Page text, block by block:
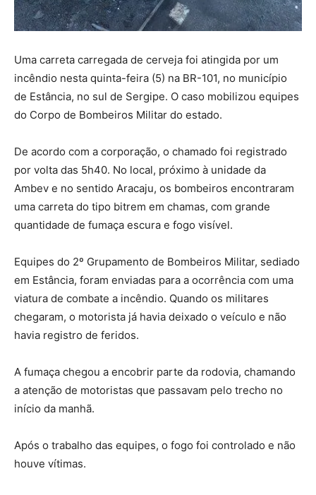
Uma carreta carregada de cerveja foi atingida por um
incêndio nesta quinta-feira (5) na BR-101, no município
de Estância, no sul de Sergipe. O caso mobilizou equipes
do Corpo de Bombeiros Militar do estado.
De acordo com a corporação, o chamado foi registrado
por volta das 5h40. No local, próximo à unidade da
Ambev e no sentido Aracaju, os bombeiros encontraram
uma carreta do tipo bitrem em chamas, com grande
quantidade de fumaça escura e fogo visível.
Equipes do 2º Grupamento de Bombeiros Militar, sediado
em Estância, foram enviadas para a ocorrência com uma
viatura de combate a incêndio. Quando os militares
chegaram, o motorista já havia deixado o veículo e não
havia registro de feridos.
A fumaça chegou a encobrir parte da rodovia, chamando
a atenção de motoristas que passavam pelo trecho no
início da manhã.
Após o trabalho das equipes, o fogo foi controlado e não
houve vítimas.